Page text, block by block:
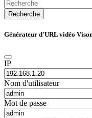
Recherche
Générateur d'URL vidéo
IP
Nom d'utilisateur
Mot de passe